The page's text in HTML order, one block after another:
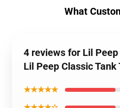
What
4 reviews for Lil Peep
Lil Peep Classic Tank
★★★★★